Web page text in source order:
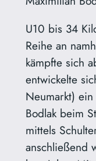
U10 bis 34
Reihe an
kämpfte sich
entwickelte
Neumarkt)
Bodlak beim
mittels
anschließend